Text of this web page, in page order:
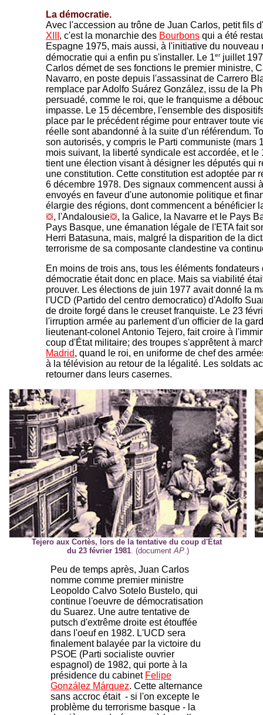
La démocratie.
Avec l'accession au trône de Juan Carlos, petit fils d'
XIII , c'est la monarchie des Bourbons qui a été
Espagne 1975, mais aussi, à l'initiative du nouveau
démocratie qui a enfin pu s'installer. Le 1erjuillet
Carlos démet de ses fonctions le premier ministre,
Navarro, en poste depuis l'assassinat de Carrero
remplace par Adolfo Suárez González, issu de la
persuadé, comme le roi, que le franquisme a
impasse. Le 15 décembre, l'ensemble des
place par le précédent régime pour entraver toute
réelle sont abandonné à la suite d'un référendum.
son autorisés, y compris le Parti communiste (mars
mois suivant, la liberté syndicale est accordée, et le
tient une élection visant à désigner les députés qui
une constitution. Cette constitution est adoptée par
6 décembre 1978. Des signaux commencent aussi
envoyés en faveur d'une autonomie politique et
élargie des régions, dont commencent a bénéficier
, l'Andalousie
, la Galice, la Navarre et le Pays
Pays Basque, une émanation légale de l'ETA fait
Herri Batasuna, mais, malgré la disparition de la
terrorisme de sa composante clandestine va
En moins de trois ans, tous les éléments fondateurs
démocratie était donc en place. Mais sa viabilité
prouver. Les élections de juin 1977 avait donné la
l'UCD (Partido del centro democratico) d'Adolfo
de droite forgé dans le creuset franquiste. Le 23
l'irruption armée au parlement d'un officier de la
lieutenant-colonel Antonio Tejero, fait croire à
coup d'État militaire; des troupes s'apprêtent à
Madrid, quand le roi, en uniforme de chef des
à la télévision au retour de la légalité. Les soldats
retourner dans leurs casernes.
Tejero aux Cortès, lors de la tentative du coup d'État
du 23 février 1981. (documentAP.)
Peu de temps après, Juan Carlos
nomme comme premier ministre
Leopoldo Calvo Sotelo Bustelo, qui
continue l'oeuvre de démocratisation
du Suarez. Une autre tentative de
putsch d'extrême droite est étouffée
dans l'oeuf en 1982. L'UCD sera
finalement balayée par la victoire du
PSOE (Parti socialiste ouvrier
espagnol) de 1982, qui porte à la
présidence du cabinet Felipe
González Márquez. Cette alternance
sans accroc était - si l'on excepte le
problème du terrorisme basque - la